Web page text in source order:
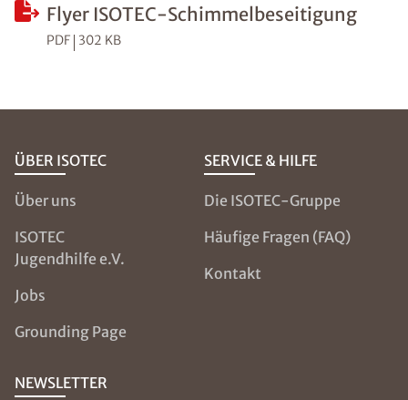
Flyer ISOTEC-Schimmelbeseitigung
PDF 302 KB
ÜBER ISOTEC
Über uns
ISOTEC
Jugendhilfe e.V.
Jobs
Grounding Page
SERVICE & HILFE
Die ISOTEC-Gruppe
Häufige Fragen (FAQ)
Kontakt
NEWSLETTER